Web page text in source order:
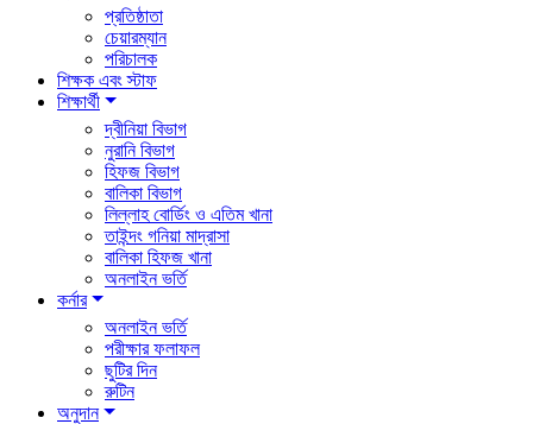
প্রতিষ্ঠাতা
চেয়ারম্যান
পরিচালক
শিক্ষক এবং স্টাফ
শিক্ষার্থী
দ্বীনিয়া বিভাগ
নুরানি বিভাগ
হিফজ বিভাগ
বালিকা বিভাগ
লিল্লাহ বোর্ডিং ও এতিম খানা
তাইন্দং গনিয়া মাদ্রাসা
বালিকা হিফজ খানা
অনলাইন ভর্তি
কর্নার
অনলাইন ভর্তি
পরীক্ষার ফলাফল
ছুটির দিন
রুটিন
অনুদান